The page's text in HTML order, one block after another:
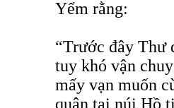
Yểm rằng:
“Trước đây Thư
tuy khó vận
mấy vạn muốn
quân tại núi Hồ